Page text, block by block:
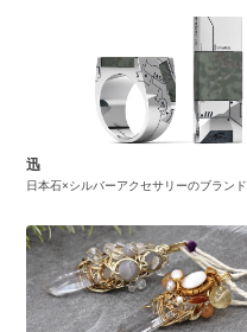
迅
日本石×シルバーアクセサリーのブランド